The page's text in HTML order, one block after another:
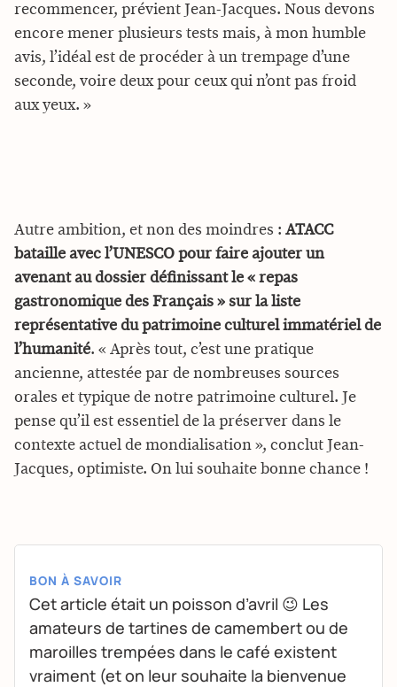
recommencer, prévient Jean-Jacques. Nous devons
encore mener plusieurs tests mais, à mon humble
avis, l’idéal est de procéder à un trempage d’une
seconde, voire deux pour ceux qui n’ont pas froid
aux yeux. »
Autre ambition, et non des moindres : ATACC
bataille avec l’UNESCO pour faire ajouter un
avenant au dossier définissant le « repas
gastronomique des Français » sur la liste
représentative du patrimoine culturel immatériel de
l’humanité. « Après tout, c’est une pratique
ancienne, attestée par de nombreuses sources
orales et typique de notre patrimoine culturel. Je
pense qu’il est essentiel de la préserver dans le
contexte actuel de mondialisation », conclut Jean-
Jacques, optimiste. On lui souhaite bonne chance !
BON À SAVOIR
Cet article était un poisson d’avril 😉 Les
amateurs de tartines de camembert ou de
maroilles trempées dans le café existent
vraiment (et on leur souhaite la bienvenue